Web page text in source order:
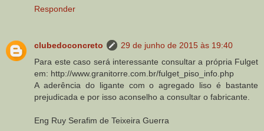
Responder
clubedoconcreto
29 de junho de 2015 às 19:40
Para este caso será interessante consultar a própria Fulget
em: http://www.granitorre.com.br/fulget_piso_info.php
A aderência do ligante com o agregado liso é bastante
prejudicada e por isso aconselho a consultar o fabricante.
Eng Ruy Serafim de Teixeira Guerra